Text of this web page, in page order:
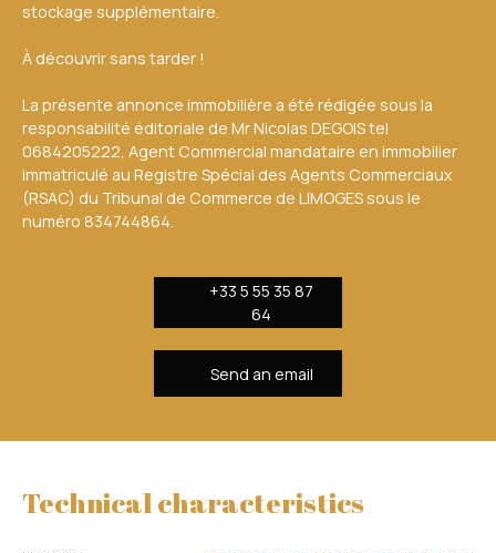
stockage supplémentaire.
À découvrir sans tarder !
La présente annonce immobilière a été rédigée sous la
responsabilité éditoriale de Mr Nicolas DEGOIS tel
0684205222, Agent Commercial mandataire en immobilier
immatriculé au Registre Spécial des Agents Commerciaux
(RSAC) du Tribunal de Commerce de LIMOGES sous le
numéro 834744864.
+33 5 55 35 87
64
Send an email
Technical characteristics